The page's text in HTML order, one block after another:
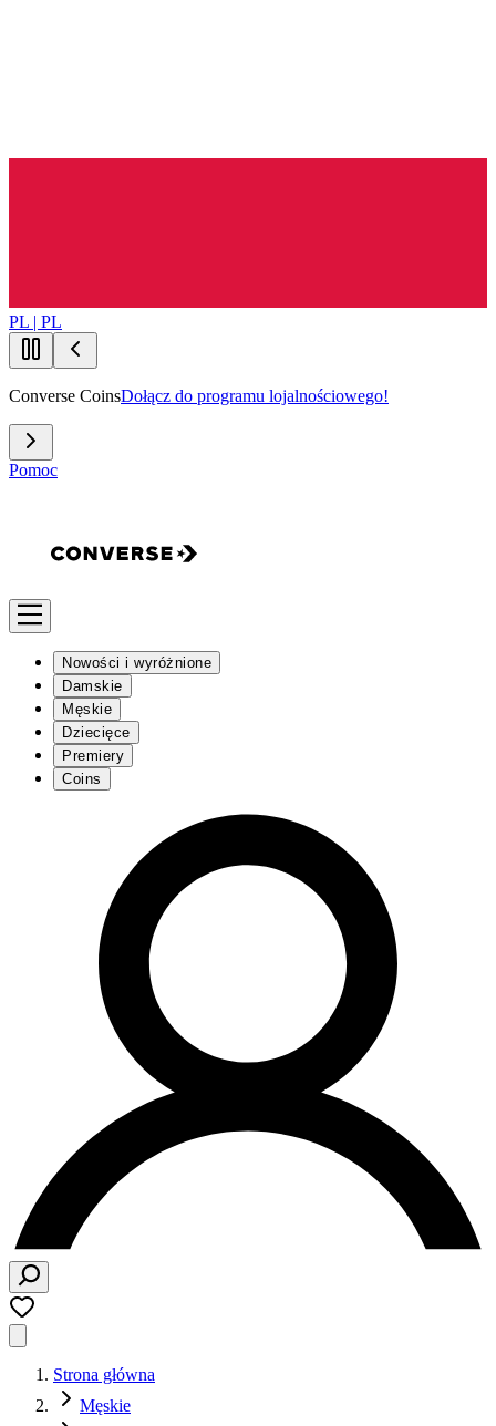
PL | PL
Converse CoinsDołącz do programu lojalnościowego!
Pomoc
Nowości i wyróżnione
Damskie
Męskie
Dziecięce
Premiery
Coins
Strona główna
Męskie